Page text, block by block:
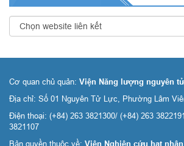
Cơ quan chủ quản: Viện Năng lượng nguyên
Địa chỉ: Số 01 Nguyên Tử Lực, Phường Lâm
Điện thoại: (+84) 263 3821300/ (+84) 263
3821107
Bản quyền thuộc về: Viện Nghiên cứu hạt nhân